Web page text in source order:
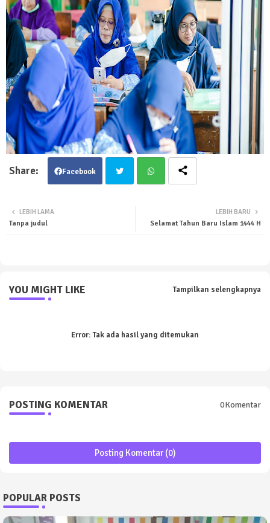
Facebook
tsa
LEBIH BARU
Selamat Tahun Baru Islam 1444 H
LEBIH LAMA
Tanpa judul
YOU MIGHT LIKE Tampilkan selengkapnya
Error:Tak ada hasil yang ditemukan
POSTING KOMENTAR 0Komentar
Posting Komentar (0)
POPULAR POSTS